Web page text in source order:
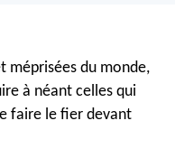
méprisées du monde,
à néant celles qui
faire le fier devant